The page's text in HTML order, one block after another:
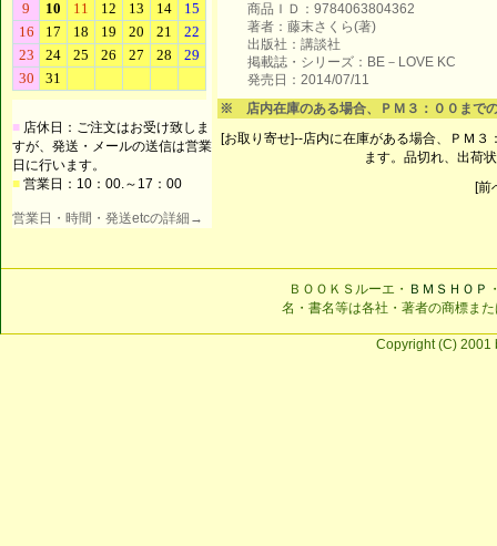
■ 店休日：ご注文はお受け致しま
すが、発送・メールの送信は営業
日に行います。
■ 営業日：10：00.～17：00
営業日・時間・発送etcの詳細→
商品ＩＤ：9784063804362
著者：藤末さくら(著)
出版社：講談社
掲載誌・シリーズ：BE－LOVE KC
発売日：2014/07/11
※ 店内在庫のある場合、ＰＭ３：００まで
[お取り寄せ]--店内に在庫がある場合、ＰＭ
ます。品切れ、出荷
[前
ＢＯＯＫＳルーエ・ ＢＭＳＨＯＰ
名・書名等は各社・著者の商標ま
Copyright (C) 2001